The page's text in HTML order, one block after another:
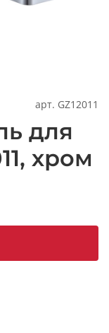
арт. GZ12011
для
хром